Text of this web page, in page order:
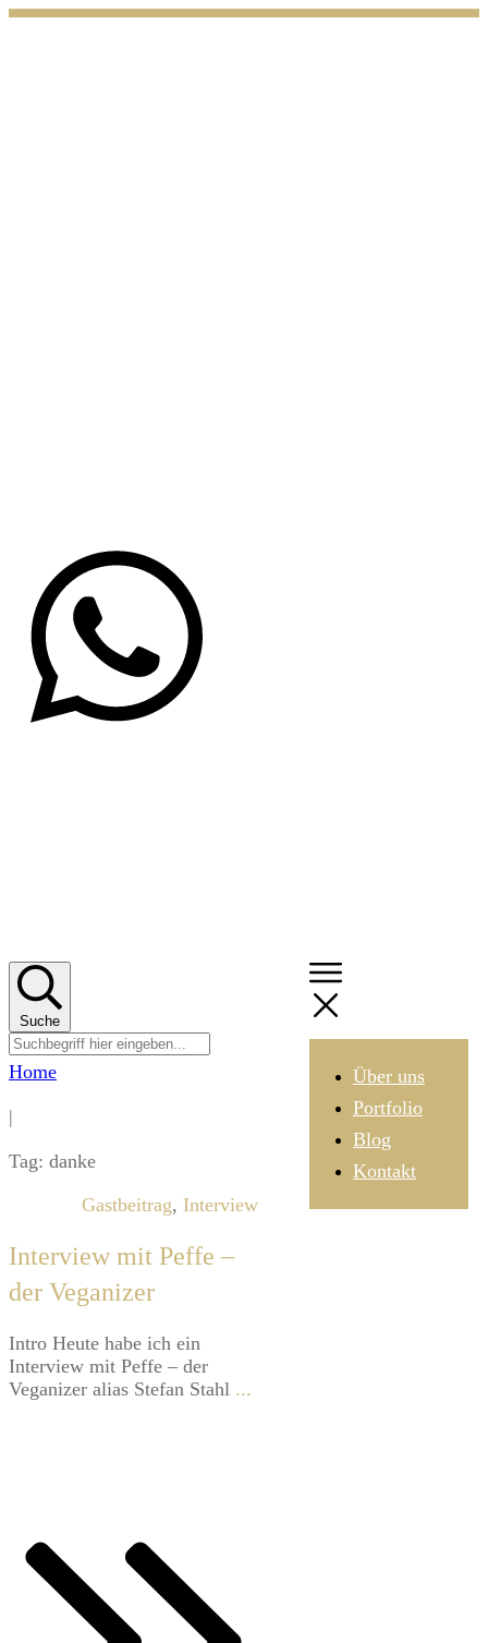
Über uns
Portfolio
Blog
Kontakt
Suche
Home
|
Tag: danke
Gastbeitrag, Interview
Interview mit Peffe –
der Veganizer
Intro Heute habe ich ein
Interview mit Peffe – der
Veganizer alias Stefan Stahl ...